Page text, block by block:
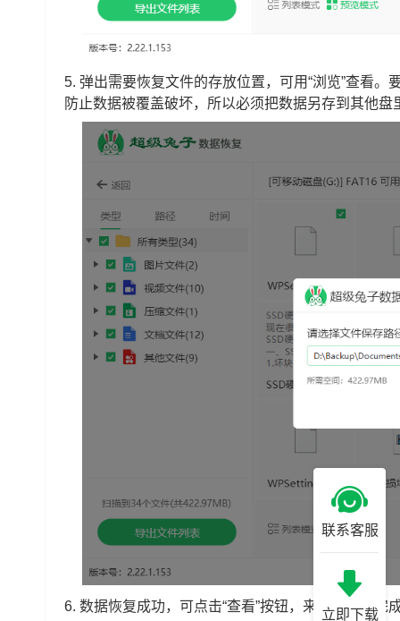
5. 弹出需要恢复文件的存放位置，可用“浏览”查看
防止数据被覆盖破坏，所以必须把数据另存到其他盘
6. 数据恢复成功，可点击“查看”按钮，来找到恢复完
联系客服
立即下载